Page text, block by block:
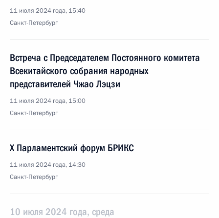
11 июля 2024 года, 15:40
Санкт-Петербург
Встреча с Председателем Постоянного комитета
Всекитайского собрания народных
представителей Чжао Лэцзи
11 июля 2024 года, 15:00
Санкт-Петербург
X Парламентский форум БРИКС
11 июля 2024 года, 14:30
Санкт-Петербург
10 июля 2024 года, среда